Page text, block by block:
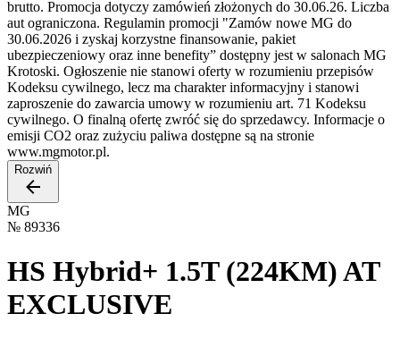
brutto. Promocja dotyczy zamówień złożonych do 30.06.26. Liczba
aut ograniczona. Regulamin promocji "Zamów nowe MG do
30.06.2026 i zyskaj korzystne finansowanie, pakiet
ubezpieczeniowy oraz inne benefity” dostępny jest w salonach MG
Krotoski. Ogłoszenie nie stanowi oferty w rozumieniu przepisów
Kodeksu cywilnego, lecz ma charakter informacyjny i stanowi
zaproszenie do zawarcia umowy w rozumieniu art. 71 Kodeksu
cywilnego. O finalną ofertę zwróć się do sprzedawcy. Informacje o
emisji CO2 oraz zużyciu paliwa dostępne są na stronie
www.mgmotor.pl.
Rozwiń
MG
№ 89336
HS Hybrid+ 1.5T (224KM) AT
EXCLUSIVE